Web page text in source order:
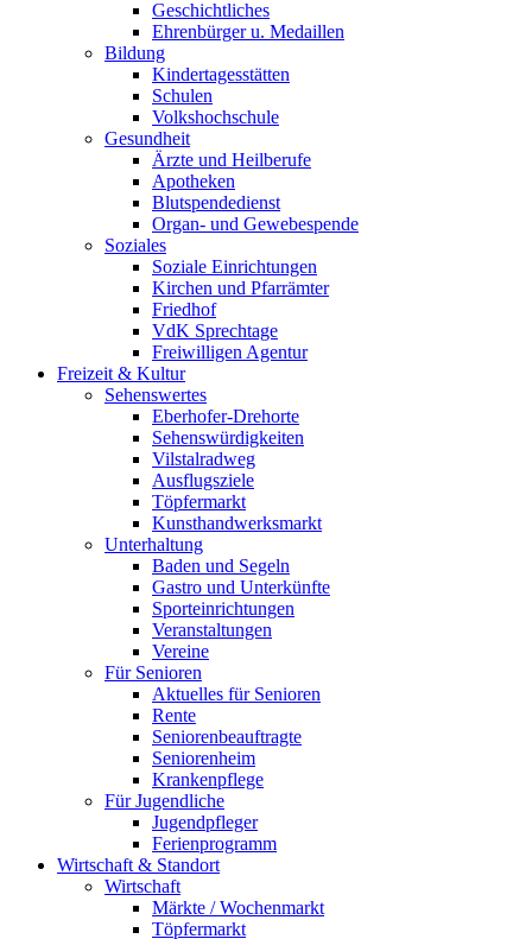
Geschichtliches
Ehrenbürger u. Medaillen
Bildung
Kindertagesstätten
Schulen
Volkshochschule
Gesundheit
Ärzte und Heilberufe
Apotheken
Blutspendedienst
Organ- und Gewebespende
Soziales
Soziale Einrichtungen
Kirchen und Pfarrämter
Friedhof
VdK Sprechtage
Freiwilligen Agentur
Freizeit & Kultur
Sehenswertes
Eberhofer-Drehorte
Sehenswürdigkeiten
Vilstalradweg
Ausflugsziele
Töpfermarkt
Kunsthandwerksmarkt
Unterhaltung
Baden und Segeln
Gastro und Unterkünfte
Sporteinrichtungen
Veranstaltungen
Vereine
Für Senioren
Aktuelles für Senioren
Rente
Seniorenbeauftragte
Seniorenheim
Krankenpflege
Für Jugendliche
Jugendpfleger
Ferienprogramm
Wirtschaft & Standort
Wirtschaft
Märkte / Wochenmarkt
Töpfermarkt